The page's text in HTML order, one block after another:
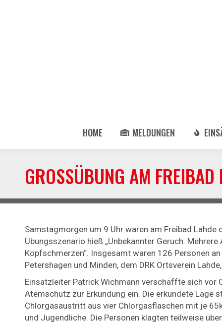
HOME MELDUNGEN
GROSSÜBUNG AM FREIBAD
Samstagmorgen um 9 Uhr waren am Freibad
Übungsszenario hieß „Unbekannter Geruch.
Kopfschmerzen“. Insgesamt waren 126 Personen
Petershagen und Minden, dem DRK Ortsverein
Einsatzleiter Patrick Wichmann verschaffte sich vor
Atemschutz zur Erkundung ein. Die erkundete Lage
Chlorgasaustritt aus vier Chlorgasflaschen mit je
und Jugendliche. Die Personen klagten teilweise